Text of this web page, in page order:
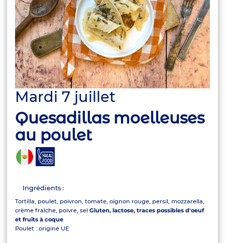
Mardi 7 juillet
Quesadillas moelleuses
au poulet
Ingrédients :
Tortilla, poulet, poivron, tomate, oignon rouge, persil, mozzarella,
crème fraîche, poivre, selGluten, lactose, traces possibles d'oeuf
et fruits à coque
Poulet : origine UE